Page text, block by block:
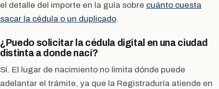
el detalle del importe en la guía sobre cuánto cuesta
sacar la cédula o un duplicado.
¿Puedo solicitar la cédula digital en una ciudad
distinta a donde nací?
Sí. El lugar de nacimiento no limita dónde puede
adelantar el trámite, ya que la Registraduría atiende en